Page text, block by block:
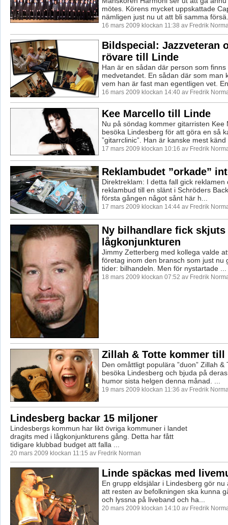
mötes. Körens mycket uppskattade
nämligen just nu ut att bli samma
16 mars 2009 klockan 11:38 av Fredrik
Bildspecial: Jazzveteran
rövare till Linde
Han är en sådan där person som finns
medvetandet. En sådan där som man
vem han är fast man egentligen vet.
16 mars 2009 klockan 14:40 av Fredrik
Kee Marcello till Linde
Nu på söndag kommer gitarristen Kee
besöka Lindesberg för att göra en så
”gitarrclinic”. Han är kanske mest
17 mars 2009 klockan 10:16 av Fredrik
Reklambudet ”orkade”
Direktreklam: I detta fall gick reklamen
reklambud till en slänt i Schröders
första gången något sånt här h...
17 mars 2009 klockan 14:44 av Fredrik
Ny bilhandlare fick skjuts
lågkonjunkturen
Jimmy Zetterberg med kollega valde
företag inom den bransch som just nu
tider: bilhandeln. Men för nystartade ...
18 mars 2009 klockan 07:52 av Fredrik
Zillah & Totte kommer till
Den omåttligt populära ”duon” Zillah &
besöka Lindesberg och bjuda på
humor sista helgen denna månad. ...
19 mars 2009 klockan 11:36 av Fredrik
Lindesberg backar 15 miljoner
Lindesbergs kommun har likt övriga kommuner i landet
dragits med i lågkonjunkturens gång. Detta har fått
tidigare klubbad budget att falla ...
20 mars 2009 klockan 11:15 av Fredrik Norman
Linde späckas med
En grupp eldsjälar i Lindesberg gör nu
att resten av befolkningen ska kunna
och lyssna på liveband och ha...
20 mars 2009 klockan 14:10 av Fredrik